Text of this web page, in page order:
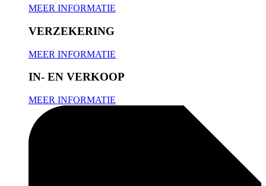
MEER INFORMATIE
VERZEKERING
MEER INFORMATIE
IN- EN VERKOOP
MEER INFORMATIE